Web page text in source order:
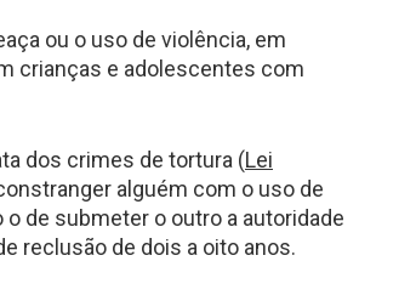
ou o uso de violência, em
crianças e adolescentes com
dos crimes de tortura (Lei
alguém com o uso de
de submeter o outro a autoridade
reclusão de dois a oito anos.